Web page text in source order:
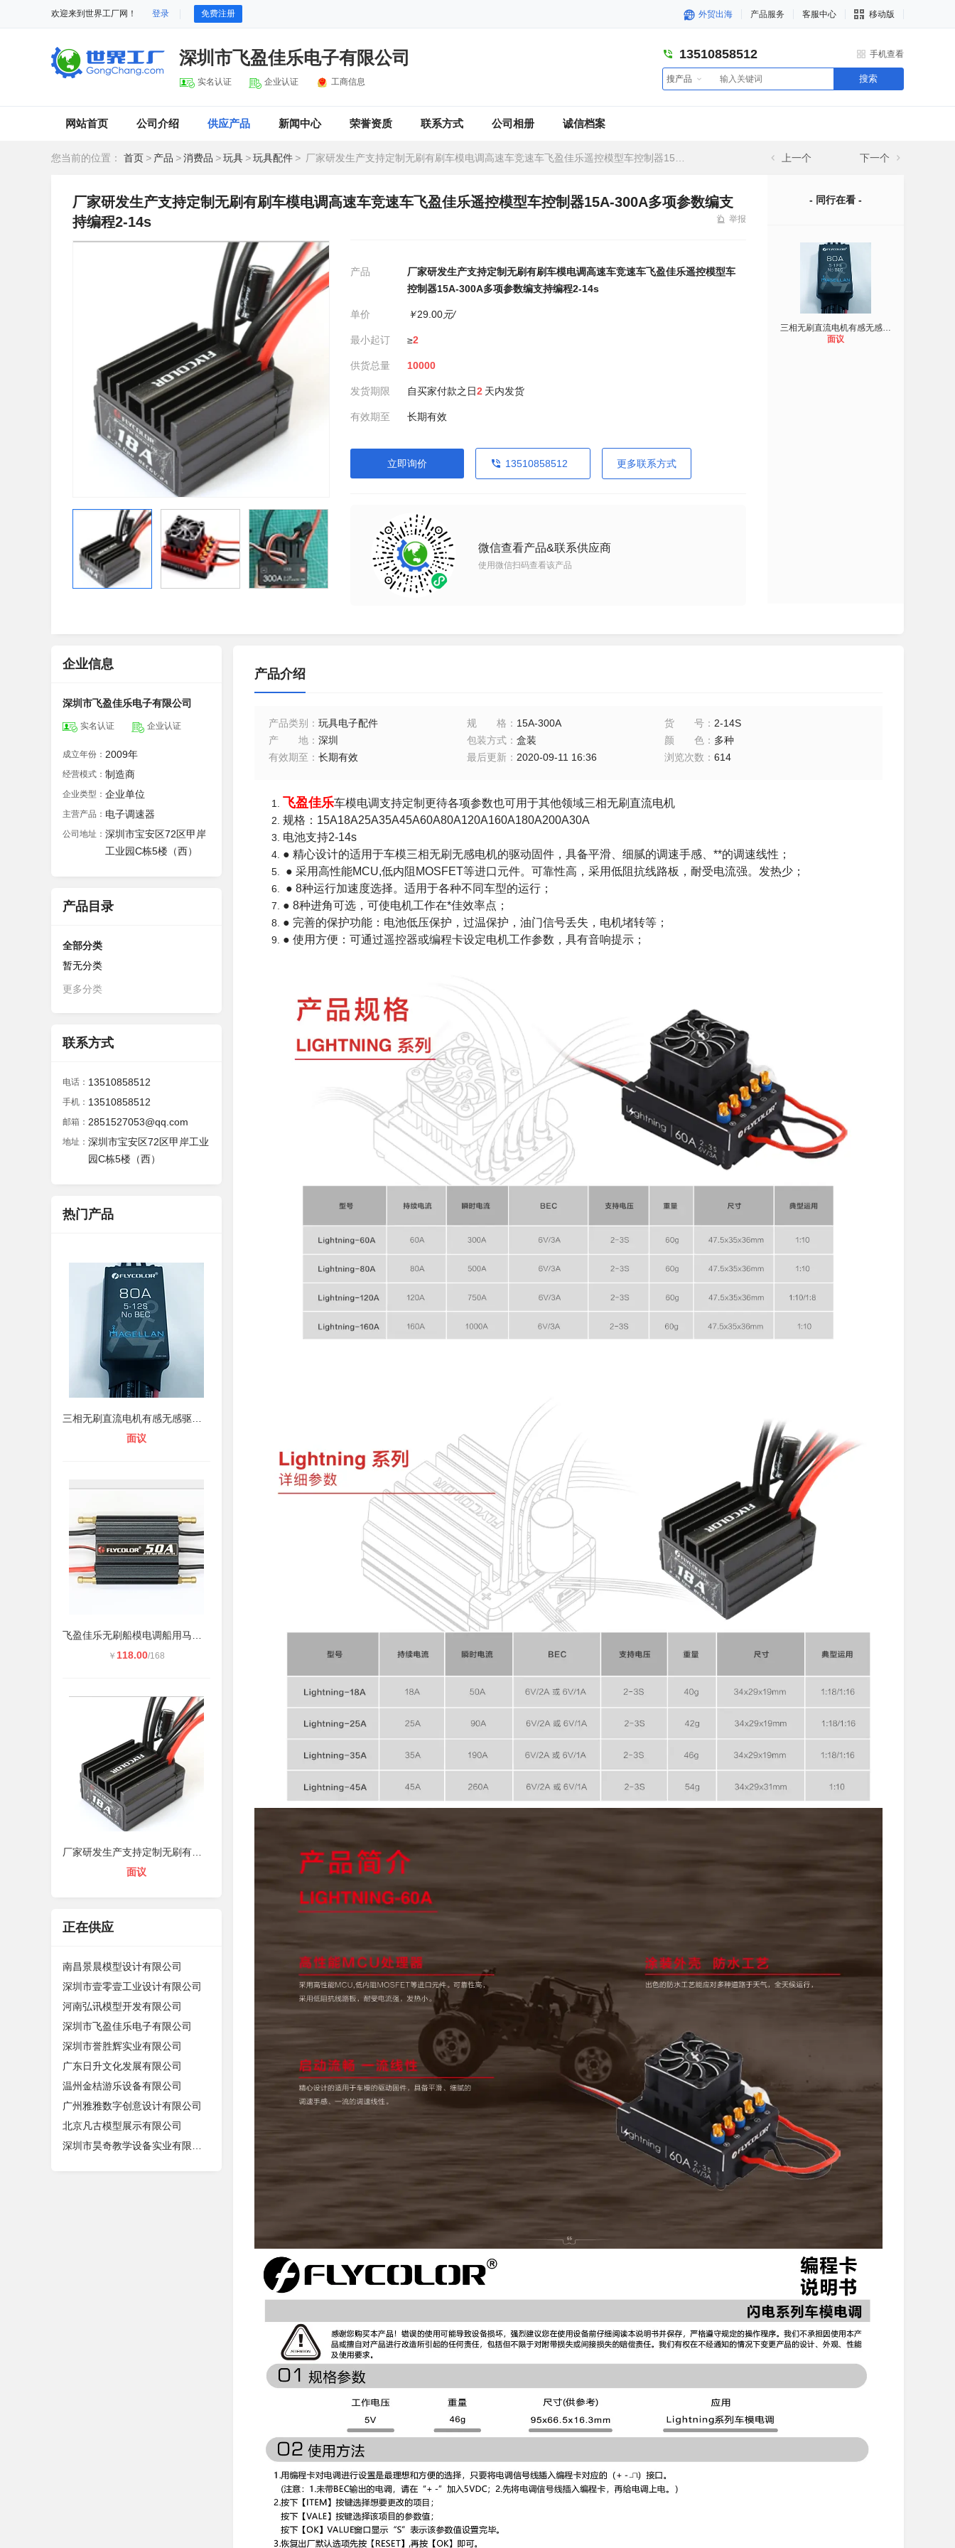
欢迎来到世界工厂网！ 登录 免费注册 外贸出海 产品服务 客服中心 移动版
深圳市飞盈佳乐电子有限公司
实名认证 企业认证 工商信息
13510858512 手机查看
搜产品 搜索
网站首页 公司介绍 供应产品 新闻中心 荣誉资质 联系方式 公司相册 诚信档案
您当前的位置： 首页 > 产品 >消费品 >玩具 >玩具配件 > 厂家研发生产支持定制无刷有刷车模电调高速车竞速车飞盈佳乐遥控模型车控制器15A-300A多项参数编支持编程2-14s 上一个 下一个
厂家研发生产支持定制无刷有刷车模电调高速车竞速车飞盈佳乐遥控模型车控制器15A-300A多项参数编支
持编程2-14s
举报
产品
厂家研发生产支持定制无刷有刷车模电调高速车竞速车飞盈佳乐遥控模型车
控制器15A-300A多项参数编支持编程2-14s
单价 ￥29.00元/
最小起订 ≥2
供货总量 10000
发货期限 自买家付款之日2 天内发货
有效期至 长期有效
立即询价 13510858512 更多联系方式
微信查看产品&联系供应商
使用微信扫码查看该产品
- 同行在看 -
三相无刷直流电机有感无感驱动器，水
面议
企业信息
深圳市飞盈佳乐电子有限公司
实名认证 企业认证
成立年份： 2009年
经营模式： 制造商
企业类型： 企业单位
主营产品： 电子调速器
公司地址： 深圳市宝安区72区甲岸
工业园C栋5楼（西）
产品目录
全部分类
暂无分类
更多分类
联系方式
电话： 13510858512
手机： 13510858512
邮箱： 2851527053@qq.com
地址： 深圳市宝安区72区甲岸工业
园C栋5楼（西）
热门产品
面议
￥ 118.00/168
面议
正在供应
南昌景晨模型设计有限公司
深圳市壹零壹工业设计有限公司
河南弘讯模型开发有限公司
深圳市飞盈佳乐电子有限公司
深圳市誉胜辉实业有限公司
广东日升文化发展有限公司
温州金桔游乐设备有限公司
广州雅雅数字创意设计有限公司
北京凡古模型展示有限公司
产品介绍
产品类别 ： 玩具电子配件 规格 ： 15A-300A 货号 ： 2-14S
产地 ： 深圳 包装方式： 盒装 颜色 ： 多种
有效期至 ： 长期有效 最后更新： 2020-09-11 16:36 浏览次数 ：614
飞盈佳乐车模电调支持定制更待各项参数也可用于其他领域三相无刷直流电机
规格：15A18A25A35A45A60A80A120A160A180A200A30A
电池支持2-14s
● 精心设计的适用于车模三相无刷无感电机的驱动固件，具备平滑、细腻的调速手感、**的调速线性；
● 采用高性能MCU,低内阻MOSFET等进口元件。可靠性高，采用低阻抗线路板，耐受电流强。发热少；
● 8种运行加速度选择。适用于各种不同车型的运行；
● 8种进角可选，可使电机工作在*佳效率点；
● 完善的保护功能：电池低压保护，过温保护，油门信号丢失，电机堵转等；
● 使用方便：可通过遥控器或编程卡设定电机工作参数，具有音响提示；